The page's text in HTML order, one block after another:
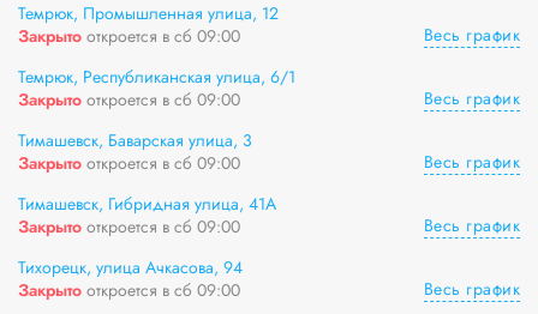
Темрюк, Промышленная улица, 12
Закрыто откроется в сб 09:00
Весь график
Темрюк, Республиканская улица, 6/1
Закрыто откроется в сб 09:00
Весь график
Тимашевск, Баварская улица, 3
Закрыто откроется в сб 09:00
Весь график
Тимашевск, Гибридная улица, 41А
Закрыто откроется в сб 09:00
Весь график
Тихорецк, улица Ачкасова, 94
Закрыто откроется в сб 09:00
Весь график